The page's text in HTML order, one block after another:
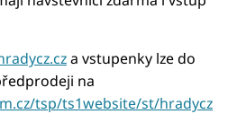
a vstupenky lze do
na
tsp/ts1website/st/hradycz